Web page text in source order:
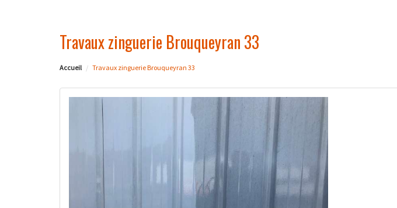
Travaux zinguerie Brouqueyran 33
Accueil Travaux zinguerie Brouqueyran 33